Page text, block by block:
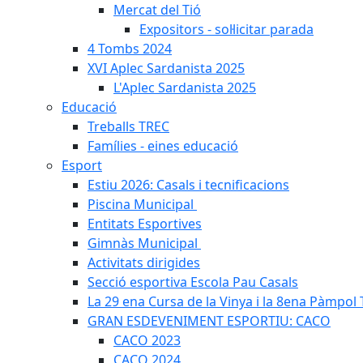
Mercat del Tió
Expositors - sol·licitar parada
4 Tombs 2024
XVI Aplec Sardanista 2025
L'Aplec Sardanista 2025
Educació
Treballs TREC
Famílies - eines educació
Esport
Estiu 2026: Casals i tecnificacions
Piscina Municipal
Entitats Esportives
Gimnàs Municipal
Activitats dirigides
Secció esportiva Escola Pau Casals
La 29 ena Cursa de la Vinya i la 8ena Pàmpol
GRAN ESDEVENIMENT ESPORTIU: CACO
CACO 2023